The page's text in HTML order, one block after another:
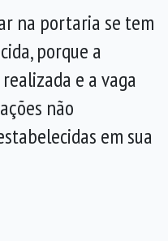
na portaria se tem
porque a
e a vaga
não
em sua